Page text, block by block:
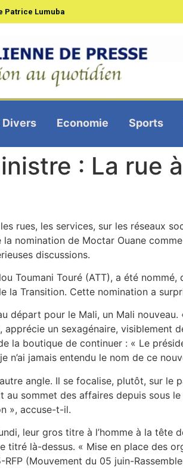
Patrice Lumuba
Divers Economie Sports
: La rue
rues, les services, sur les réseaux
nomination de Moctar Ouane
discussions.
Toumani Touré (ATT), a été
Transition. Cette nomination a
pour le Mali, un Mali nouveau.
un sexagénaire, visiblement
la boutique de continuer : « Le
n’ai jamais entendu le nom de ce
angle. Il se focalise, plutôt, sur le
sommet des affaires depuis sous
», accuse-t-il.
leur gros titre à l’homme à la tête
titré là-dessus. « Mise en place des
(Mouvement du 05 juin-